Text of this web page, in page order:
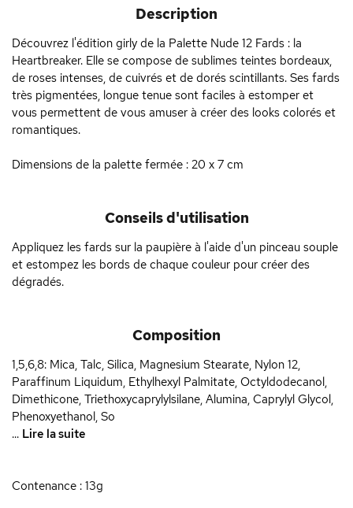
Description
Découvrez l'édition girly de la Palette Nude 12 Fards : la
Heartbreaker. Elle se compose de sublimes teintes bordeaux,
de roses intenses, de cuivrés et de dorés scintillants. Ses fards
très pigmentées, longue tenue sont faciles à estomper et
vous permettent de vous amuser à créer des looks colorés et
romantiques.
Dimensions de la palette fermée : 20 x 7 cm
Conseils d'utilisation
Appliquez les fards sur la paupière à l'aide d'un pinceau souple
et estompez les bords de chaque couleur pour créer des
dégradés.
Composition
1,5,6,8: Mica, Talc, Silica, Magnesium Stearate, Nylon 12,
Paraffinum Liquidum, Ethylhexyl Palmitate, Octyldodecanol,
Dimethicone, Triethoxycaprylylsilane, Alumina, Caprylyl Glycol,
Phenoxyethanol, So
... Lire la suite
Contenance : 13g